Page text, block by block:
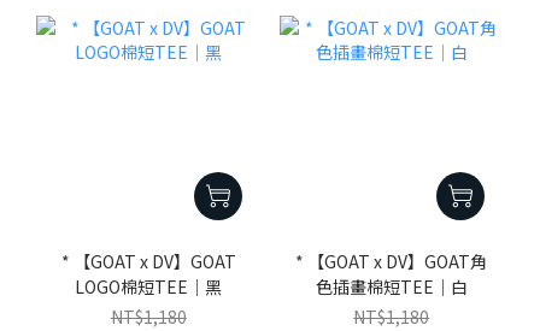
* 【GOAT x DV】GOAT
LOGO棉短TEE｜黑
NT$1,180
* 【GOAT x DV】GOAT角
色插畫棉短TEE｜白
NT$1,180